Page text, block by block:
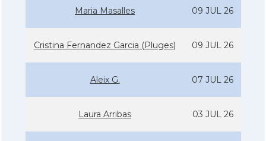
Maria Masalles 09 JUL 26
Cristina Fernandez Garcia (Pluges) 09 JUL 26
Aleix G. 07 JUL 26
Laura Arribas 03 JUL 26